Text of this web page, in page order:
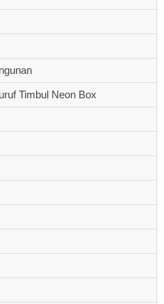
Timbul Neon Box